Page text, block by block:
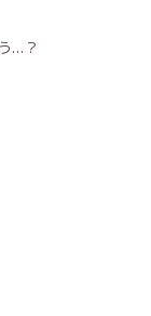
...？